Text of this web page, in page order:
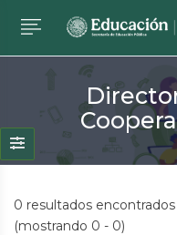
0 resultados encontrados
(mostrando 0 - 0)